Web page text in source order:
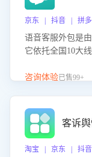
京东 | 抖音 | 拼
语音客服外包是
它依托全国10大
客服团队和智能
咨询体验已售99+
客诉
淘宝 | 京东 | 抖